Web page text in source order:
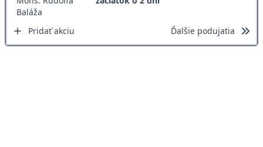
Pridať akciu Ďalšie podujatia